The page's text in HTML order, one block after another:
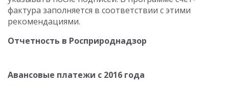
фактура заполняется в соответствии с этими
рекомендациями.
Отчетность в Росприроднадзор
Авансовые платежи с 2016 года